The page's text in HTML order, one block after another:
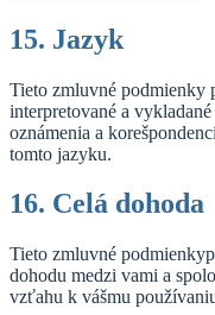
15. Jazyk
Tieto zmluvné podmienky
interpretované a
oznámenia a
tomto jazyku.
16. Celá dohoda
Tieto zmluvné
dohodu medzi vami a
vzťahu k vášmu